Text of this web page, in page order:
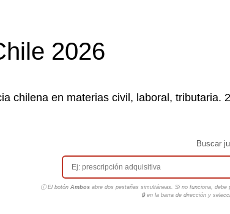
2026
chilena en materias civil, laboral, tributaria.
Buscar
ⓘ El botón Ambosabre dos pestañas simultáneas. Si no funciona, debe
🔒 en la barra de dirección y